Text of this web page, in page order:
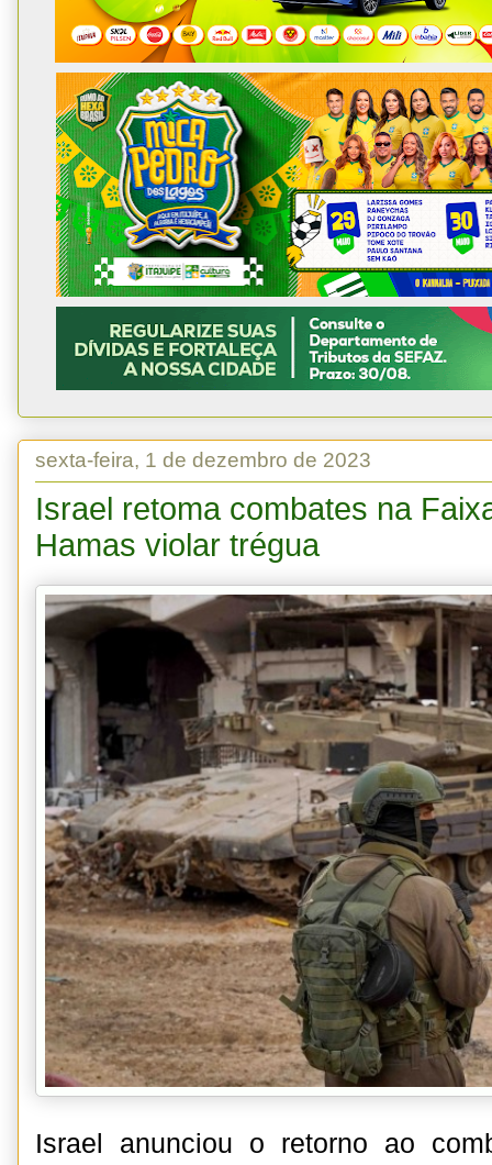
sexta-feira, 1 de dezembro de 2023
Israel retoma combates na
Hamas violar trégua
Israel anunciou o retorno ao